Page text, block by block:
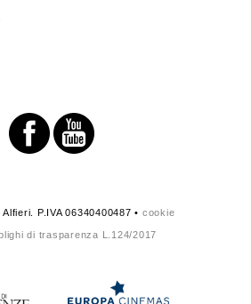
P.IVA 06340400487 • cookie
di trasparenza L.124/2017